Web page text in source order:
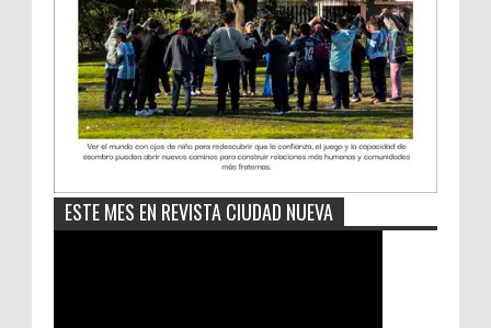
ESTE MES EN REVISTA CIUDAD NUEVA